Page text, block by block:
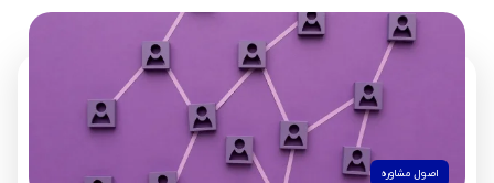
اصول مشاوره